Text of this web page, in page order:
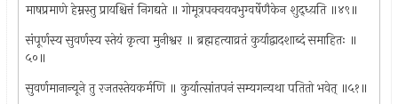
माषप्रमाणे हेम्नस्तु प्रायश्चित्तं निगद्यते ॥ गोमूत्रपक्वयवभुग्वर्षेणैकेन शुद्ध्य़ति ॥४९॥
संपूर्णस्य सुवर्णस्य स्तेयं कृत्वा मुनीश्वर ॥ ब्रह्महत्याव्रतं कुर्याद्वादशाब्दं समाहितः ॥
५०॥
सुवर्णमानान्यूने तु रजतस्तेयकर्मणि ॥ कुर्यात्सांतपनं सम्यगन्यथा पतितो भवेत् ॥५१॥